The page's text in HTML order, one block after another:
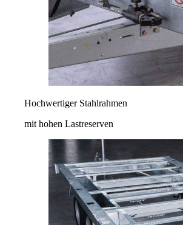
Hochwertiger Stahlrahmen
mit hohen Lastreserven